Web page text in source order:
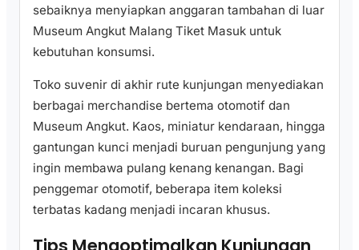
sebaiknya menyiapkan anggaran tambahan di luar
Museum Angkut Malang Tiket Masuk untuk
kebutuhan konsumsi.
Toko suvenir di akhir rute kunjungan menyediakan
berbagai merchandise bertema otomotif dan
Museum Angkut. Kaos, miniatur kendaraan, hingga
gantungan kunci menjadi buruan pengunjung yang
ingin membawa pulang kenang kenangan. Bagi
penggemar otomotif, beberapa item koleksi
terbatas kadang menjadi incaran khusus.